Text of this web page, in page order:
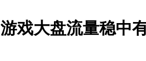
戏大盘流量稳中